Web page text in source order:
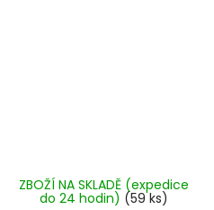
ZBOŽÍ NA SKLADĚ (expedice
do 24 hodin) (59 ks)